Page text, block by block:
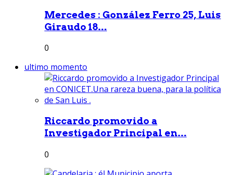
Mercedes : González Ferro 25, Luis
Giraudo 18...
0
ultimo momento
Riccardo promovido a
Investigador Principal en...
0